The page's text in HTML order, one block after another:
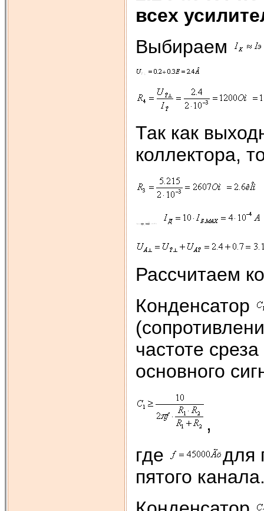
всех
Выбираем
Так как
коллектора,
Рассчитаем
Конденсатор
частоте
основного
,
где
для
пятого